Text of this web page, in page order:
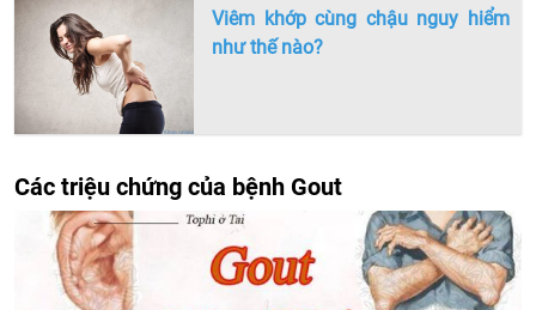
Viêm khớp cùng chậu nguy hiểm
như thế nào?
Các triệu chứng của bệnh Gout